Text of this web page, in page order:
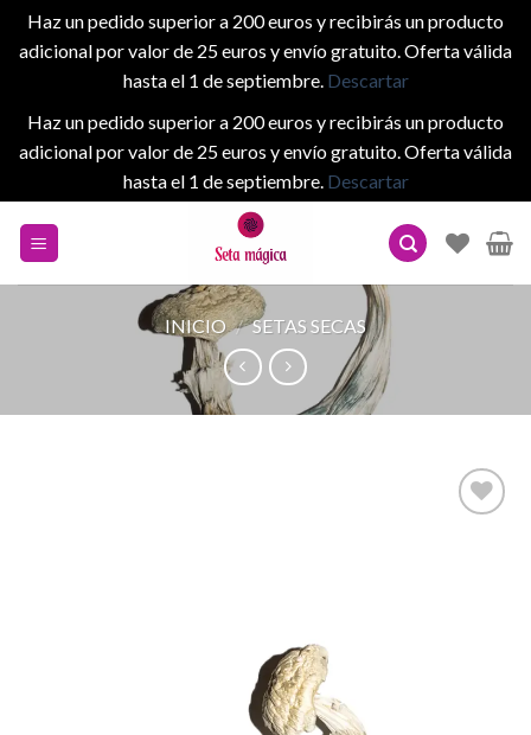
Haz un pedido superior a 200 euros y recibirás un producto
adicional por valor de 25 euros y envío gratuito. Oferta válida
hasta el 1 de septiembre. Descartar
Haz un pedido superior a 200 euros y recibirás un producto
adicional por valor de 25 euros y envío gratuito. Oferta válida
hasta el 1 de septiembre. Descartar
INICIO / SETAS SECAS